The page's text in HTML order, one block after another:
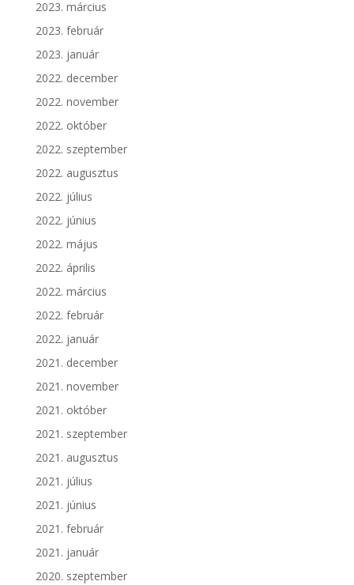
2023. március
2023. február
2023. január
2022. december
2022. november
2022. október
2022. szeptember
2022. augusztus
2022. július
2022. június
2022. május
2022. április
2022. március
2022. február
2022. január
2021. december
2021. november
2021. október
2021. szeptember
2021. augusztus
2021. július
2021. június
2021. február
2021. január
2020. szeptember